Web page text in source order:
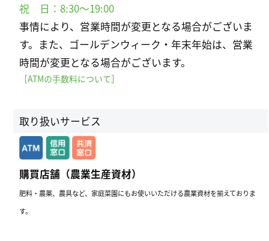
祝 日：8:30～19:00
事情により、営業時間が変更となる場合がございま
す。また、ゴールデンウィーク・年末年始は、営業
時間が変更となる場合がございます。
［ATMの手数料について］
取り扱いサービス
購買店舗（農業生産資材）
肥料・農薬、農具など、家庭菜園にもお使いいただける農業資材を揃えておりま
す。